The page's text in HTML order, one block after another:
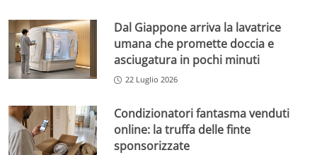
Dal Giappone arriva la lavatrice
umana che promette doccia e
asciugatura in pochi minuti
22 Luglio 2026
Condizionatori fantasma venduti
online: la truffa delle finte
sponsorizzate